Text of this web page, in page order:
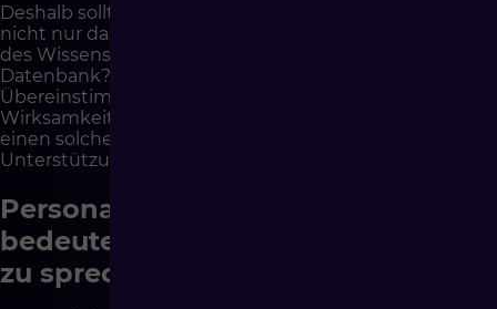
Deshalb sollte die Implementierung von KI im BOK
nicht nur das Tool umfassen, sondern auch den Prozess
des Wissensmanagements. Wer aktualisiert die
Datenbank? Wer genehmigt Antworten? Wer prüft
Übereinstimmung mit den AGB? Wer überwacht die
Wirksamkeit? Wer analysiert falsche Antworten? Ohne
einen solchen Prozess wird KI keine stabile
Unterstützung, sondern ein Experiment.
Personalisierung des Service
bedeutet nicht, mit jedem anders
zu sprechen